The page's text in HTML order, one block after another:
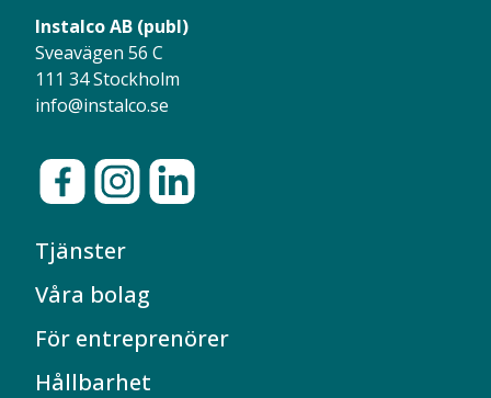
Instalco AB (publ)
Sveavägen 56 C
111 34 Stockholm
info@instalco.se
Tjänster
Våra bolag
För entreprenörer
Hållbarhet